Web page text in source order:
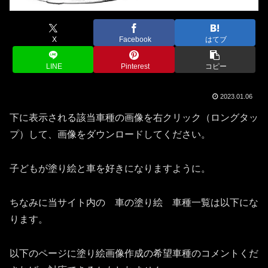
X Facebook はてブ
LINE Pinterest コピー
2023.01.06
下に表示される該当車種の画像を右クリック（ロングタッ
プ）して、画像をダウンロードしてください。
子どもが塗り絵と車を好きになりますように。
ちなみに当サイト内の 車の塗り絵 車種一覧は以下にな
ります。
以下のページに塗り絵画像作成の希望車種のコメントくだ